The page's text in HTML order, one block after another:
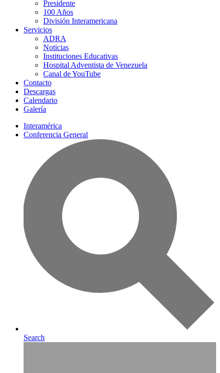
Presidente
100 Años
División Interamericana
Servicios
ADRA
Noticias
Instituciones Educativas
Hospital Adventista de Venezuela
Canal de YouTube
Contacto
Descargas
Calendario
Galería
Interamérica
Conferencia General
Search